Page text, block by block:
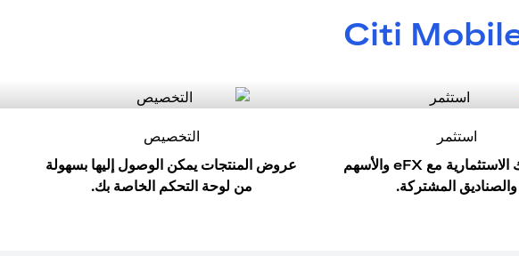
Citi
استثمر
ابدأ رحلتك الاستثمارية مع eFX والأسهم
والصناديق المشتركة.
التخصيص
عروض المنتجات يمكن الوصول إليها بسهولة
من لوحة التحكم الخاصة بك.